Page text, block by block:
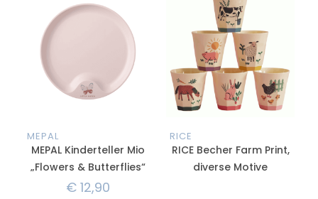
MEPAL
MEPAL Kinderteller Mio
„Flowers & Butterflies“
€12,90
RICE
RICE Becher Farm Print,
diverse Motive